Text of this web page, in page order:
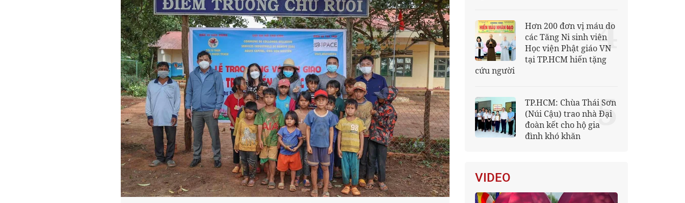
Hơn 200 đơn vị máu do
các Tăng Ni sinh viên
Học viện Phật giáo VN
tại TP.HCM hiến tặng
cứu người
4
TP.HCM: Chùa Thái Sơn
(Núi Cậu) trao nhà Đại
đoàn kết cho hộ gia
đình khó khăn
5
VIDEO